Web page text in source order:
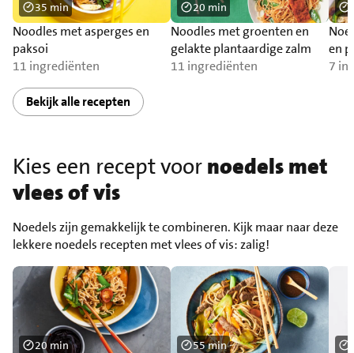
Noodles met asperges en
paksoi
11 ingrediënten
35 min
Noodles met groenten en
gelakte plantaardige zalm
11 ingrediënten
20 min
en
7
Bekijk alle recepten
Kies een recept voornoedels met
vlees of vis
Noedels zijn gemakkelijk te combineren. Kijk maar naar deze
lekkere noedels recepten met vlees of vis: zalig!
20 min 55 min